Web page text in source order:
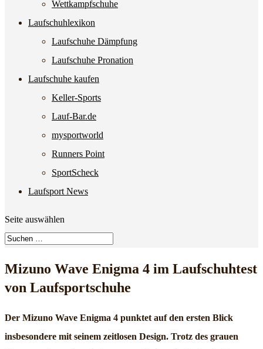
Wettkampfschuhe
Laufschuhlexikon
Laufschuhe Dämpfung
Laufschuhe Pronation
Laufschuhe kaufen
Keller-Sports
Lauf-Bar.de
mysportworld
Runners Point
SportScheck
Laufsport News
Seite auswählen
Mizuno Wave Enigma 4 im Laufschuhtest
von Laufsportschuhe
Der Mizuno Wave Enigma 4 punktet auf den ersten Blick
insbesondere mit seinem zeitlosen Design. Trotz des grauen